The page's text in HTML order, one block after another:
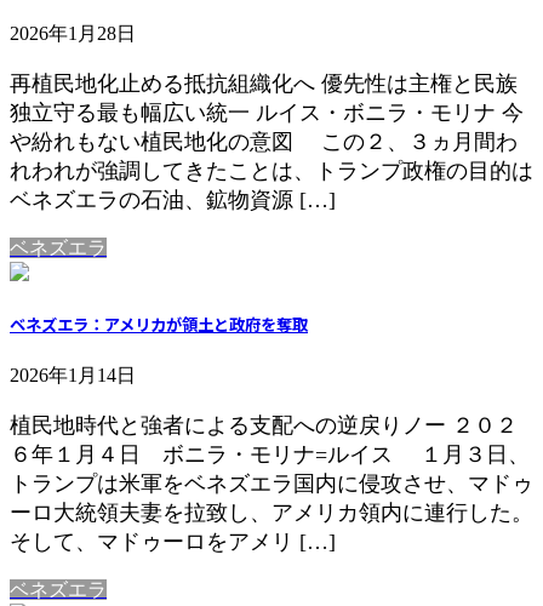
2026年1月28日
再植民地化止める抵抗組織化へ 優先性は主権と民族
独立守る最も幅広い統一 ルイス・ボニラ・モリナ 今
や紛れもない植民地化の意図 この２、３ヵ月間わ
れわれが強調してきたことは、トランプ政権の目的は
ベネズエラの石油、鉱物資源 […]
ベネズエラ
ベネズエラ：アメリカが領土と政府を奪取
2026年1月14日
植民地時代と強者による支配への逆戻りノー ２０２
６年１月４日 ボニラ・モリナ=ルイス １月３日、
トランプは米軍をベネズエラ国内に侵攻させ、マドゥ
ーロ大統領夫妻を拉致し、アメリカ領内に連行した。
そして、マドゥーロをアメリ […]
ベネズエラ